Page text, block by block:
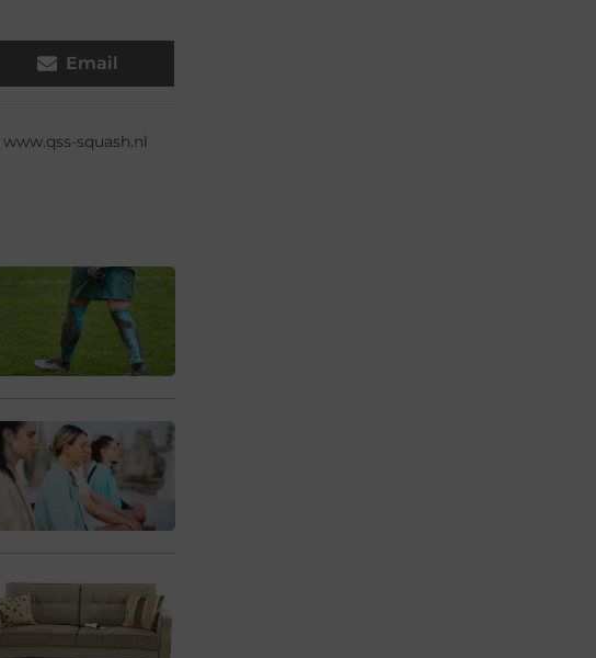
Email
www.qss-squash.nl